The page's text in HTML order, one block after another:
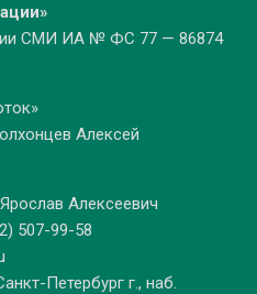
СМИ ИА № ФС 77 — 86874
Алексей
Алексеевич
507-99-58
Петербург г., наб.